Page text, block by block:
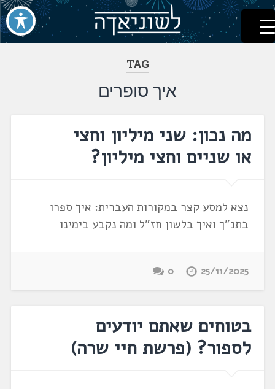
דלג
לתוכן
לשוניאדה
עברית. לשון. שפה
TAG
איך סופרים
מה נכון: שני מיליון וחצי
או שניים וחצי מיליון?
נצא למסע קצר במקורות העברית: איך ספרו
בתנ"ך ואיך בלשון חז"ל ומה נקבע בימינו
25/11/2025
0
בטוחים שאתם יודעים
לספור? (פרשת חיי שרה)